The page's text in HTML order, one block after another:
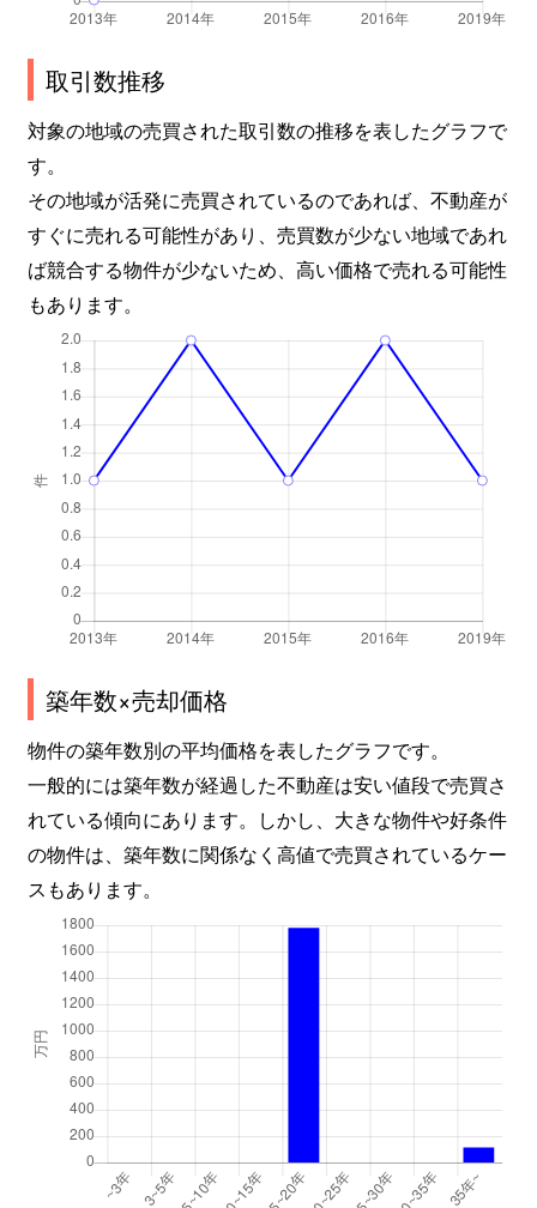
取引数推移
対象の地域の売買された取引数の推移を表したグラフで
す。
その地域が活発に売買されているのであれば、不動産が
すぐに売れる可能性があり、売買数が少ない地域であれ
ば競合する物件が少ないため、高い価格で売れる可能性
もあります。
築年数×売却価格
物件の築年数別の平均価格を表したグラフです。
一般的には築年数が経過した不動産は安い値段で売買さ
れている傾向にあります。しかし、大きな物件や好条件
の物件は、築年数に関係なく高値で売買されているケー
スもあります。